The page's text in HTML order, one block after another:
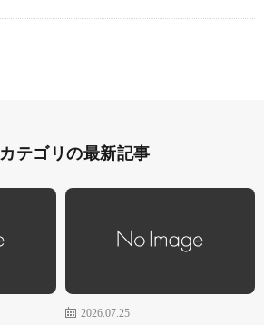
カテゴリの最新記事
2026.07.25